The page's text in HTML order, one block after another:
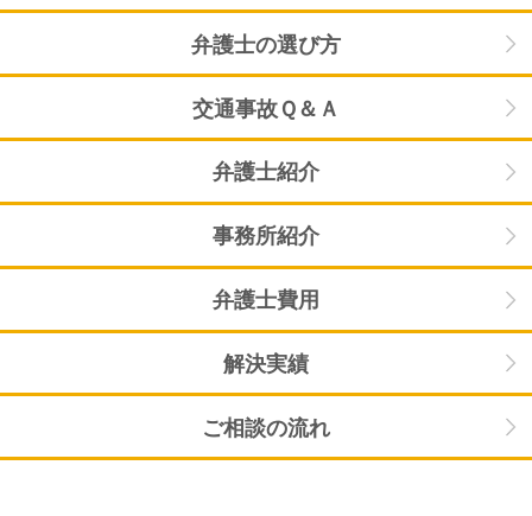
弁護士の選び方
交通事故Ｑ＆Ａ
弁護士紹介
事務所紹介
弁護士費用
解決実績
ご相談の流れ